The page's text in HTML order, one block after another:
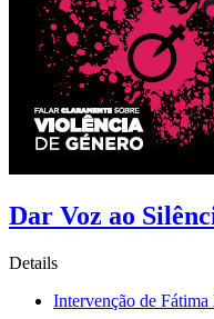
Dar Voz ao
Details
Intervenção de Fátima